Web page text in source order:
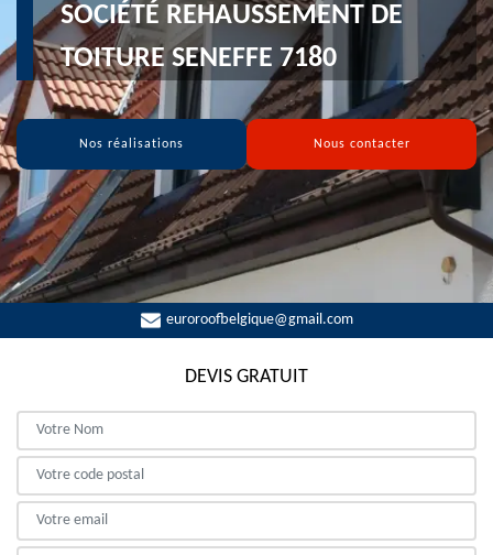
SOCIÉTÉ REHAUSSEMENT DE
TOITURE SENEFFE 7180
Nos réalisations Nous contacter
euroroofbelgique@gmail.com
DEVIS GRATUIT